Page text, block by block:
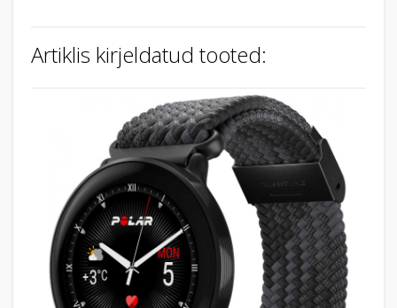
Artiklis kirjeldatud tooted: